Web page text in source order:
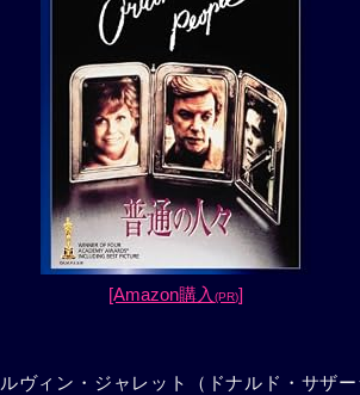
[Amazon購入(PR)]
ヴィン・ジャレット（ドナルド・サザ